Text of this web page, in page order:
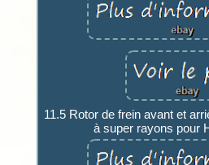
11.5 Rotor de frein avant et
à super rayons pour